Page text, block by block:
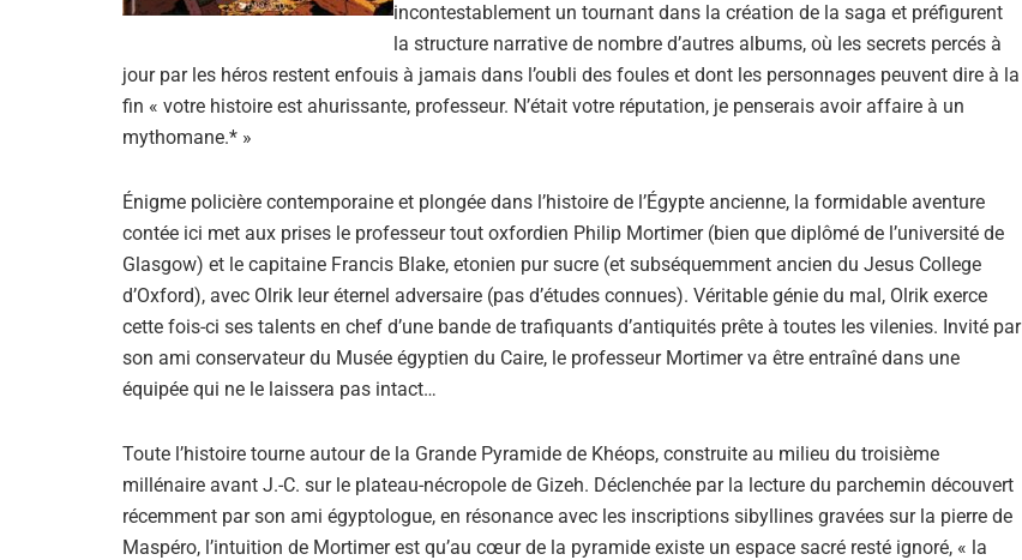
incontestablement un tournant dans la création de la saga et préfigurent
la structure narrative de nombre d’autres albums, où les secrets percés à
jour par les héros restent enfouis à jamais dans l’oubli des foules et dont les personnages peuvent dire à la
fin « votre histoire est ahurissante, professeur. N’était votre réputation, je penserais avoir affaire à un
mythomane.* »
Énigme policière contemporaine et plongée dans l’histoire de l’Égypte ancienne, la formidable aventure
contée ici met aux prises le professeur tout oxfordien Philip Mortimer (bien que diplômé de l’université de
Glasgow) et le capitaine Francis Blake, etonien pur sucre (et subséquemment ancien du Jesus College
d’Oxford), avec Olrik leur éternel adversaire (pas d’études connues). Véritable génie du mal, Olrik exerce
cette fois-ci ses talents en chef d’une bande de trafiquants d’antiquités prête à toutes les vilenies. Invité par
son ami conservateur du Musée égyptien du Caire, le professeur Mortimer va être entraîné dans une
équipée qui ne le laissera pas intact…
Toute l’histoire tourne autour de la Grande Pyramide de Khéops, construite au milieu du troisième
millénaire avant J.-C. sur le plateau-nécropole de Gizeh. Déclenchée par la lecture du parchemin découvert
récemment par son ami égyptologue, en résonance avec les inscriptions sibyllines gravées sur la pierre de
Maspéro, l’intuition de Mortimer est qu’au cœur de la pyramide existe un espace sacré resté ignoré, « la